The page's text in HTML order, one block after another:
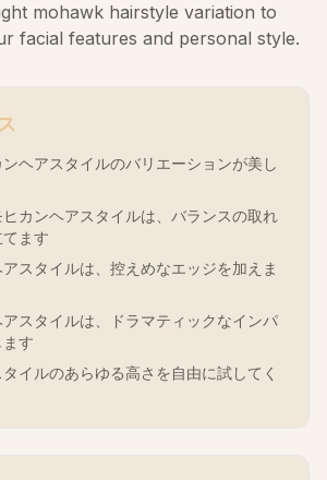
mohawk hairstyle variation to
facial features and personal style.
ヘアスタイルのバリエーションが美し
カンヘアスタイルは、バランスの取れ
ます
スタイルは、控えめなエッジを加えま
スタイルは、ドラマティックなインパ
す
イルのあらゆる高さを自由に試してく